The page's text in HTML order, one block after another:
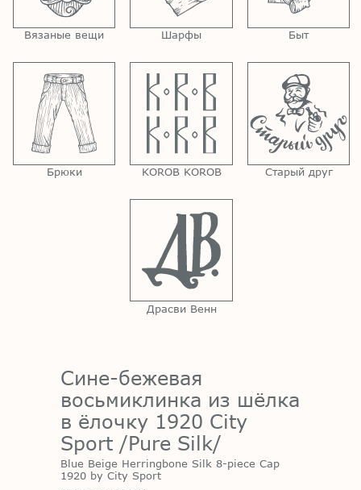
Вязаные вещи Шарфы Быт
Брюки KOROB KOROB Старый друг
Драсви Венн
Cине-бежевая
восьмиклинка из шёлка
в ёлочку 1920 City
Sport /Pure Silk/
Blue Beige Herringbone Silk 8-piece Cap
1920 by City Sport